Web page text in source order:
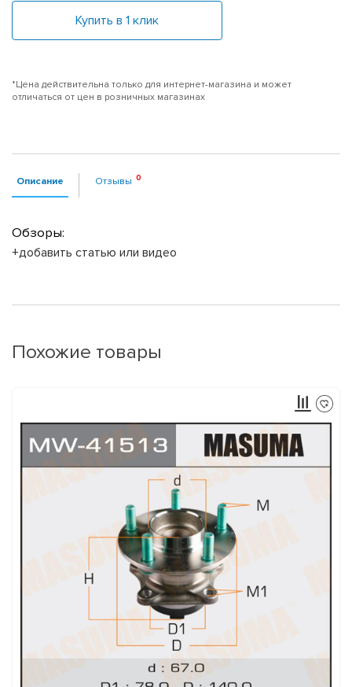
Купить в 1 клик
*Цена действительна только для интернет-магазина и может
отличаться от цен в розничных магазинах
Описание Отзывы
Обзоры:
+добавить статью или видео
Похожие товары